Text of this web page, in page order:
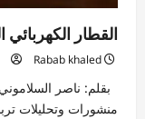
القطار
Rabab khaled
بقلم: ناصر
منشورات وتحليلات